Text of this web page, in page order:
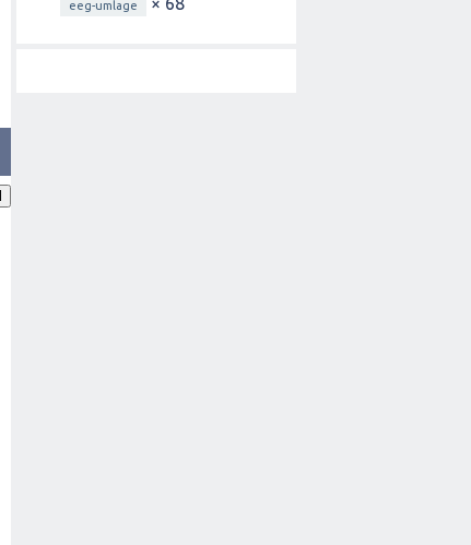
eeg-umlage